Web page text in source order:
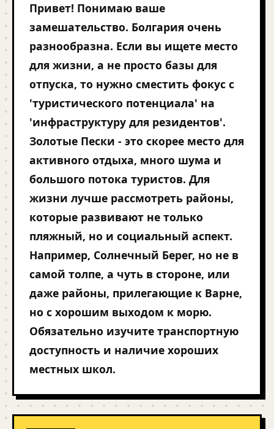
Привет! Понимаю ваше
замешательство. Болгария очень
разнообразна. Если вы ищете место
для жизни, а не просто базы для
отпуска, то нужно сместить фокус с
'туристического потенциала' на
'инфраструктуру для резидентов'.
Золотые Пески - это скорее место для
активного отдыха, много шума и
большого потока туристов. Для
жизни лучше рассмотреть районы,
которые развивают не только
пляжный, но и социальный аспект.
Например, Солнечный Берег, но не в
самой толпе, а чуть в стороне, или
даже районы, прилегающие к Варне,
но с хорошим выходом к морю.
Обязательно изучите транспортную
доступность и наличие хороших
местных школ.